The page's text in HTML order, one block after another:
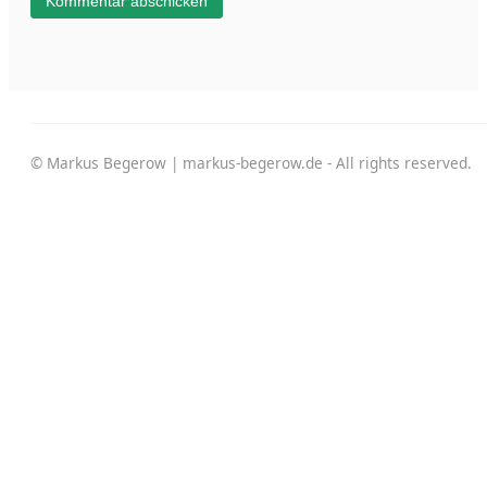
© Markus Begerow | markus-begerow.de - All rights reserved.